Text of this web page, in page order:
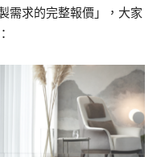
需求的完整報價」，大家